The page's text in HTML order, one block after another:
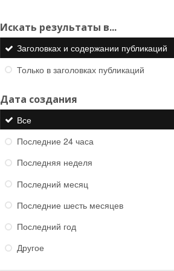
Искать результаты в...
Заголовках и содержании публикаций
Только в заголовках публикаций
Дата создания
Все
Последние 24 часа
Последняя неделя
Последний месяц
Последние шесть месяцев
Последний год
Другое